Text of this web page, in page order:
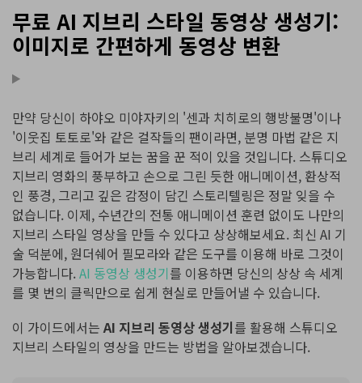
무료 AI 지브리 스타일 동영상 생성기:
이미지로 간편하게 동영상 변환
만약 당신이 하야오 미야자키의 '센과 치히로의 행방불명'이나
'이웃집 토토로'와 같은 걸작들의 팬이라면, 분명 마법 같은 지
브리 세계로 들어가 보는 꿈을 꾼 적이 있을 것입니다. 스튜디오
지브리 영화의 풍부하고 손으로 그린 듯한 애니메이션, 환상적
인 풍경, 그리고 깊은 감정이 담긴 스토리텔링은 정말 잊을 수
없습니다. 이제, 수년간의 전통 애니메이션 훈련 없이도 나만의
지브리 스타일 영상을 만들 수 있다고 상상해보세요. 최신 AI 기
술 덕분에, 원더쉐어 필모라와 같은 도구를 이용해 바로 그것이
가능합니다.AI 동영상 생성기를 이용하면 당신의 상상 속 세계
를 몇 번의 클릭만으로 쉽게 현실로 만들어낼 수 있습니다.
이 가이드에서는AI 지브리 동영상 생성기를 활용해 스튜디오
지브리 스타일의 영상을 만드는 방법을 알아보겠습니다.